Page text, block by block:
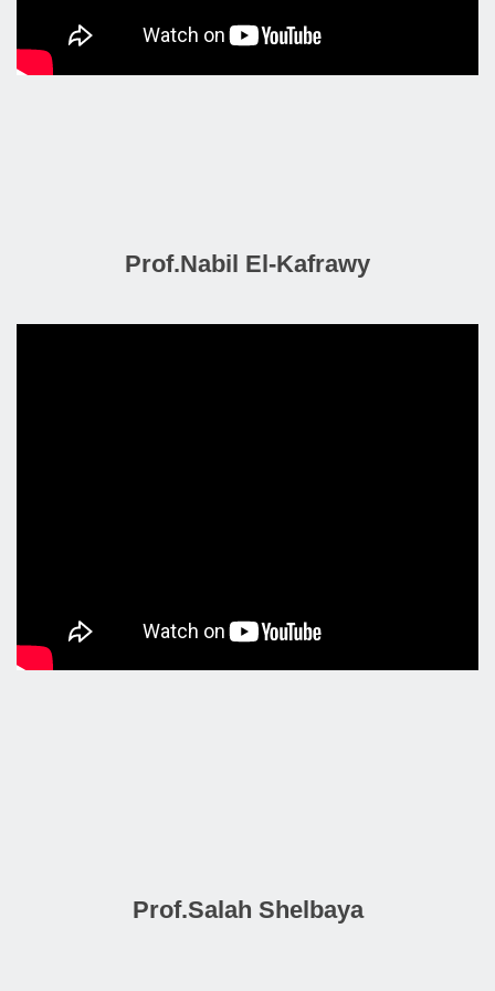
Prof.Nabil El-Kafrawy
Prof.Salah Shelbaya